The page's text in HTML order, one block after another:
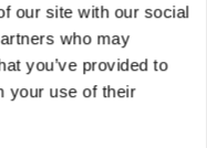
our site with our social
who may
you’ve provided to
your use of their